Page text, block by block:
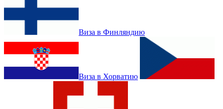
Виза в Финляндию
Виза в Хорватию